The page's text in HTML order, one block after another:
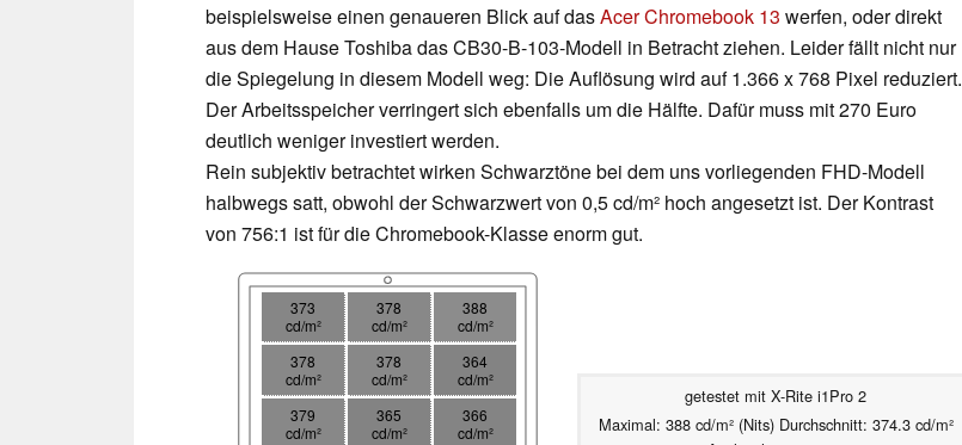
beispielsweise einen genaueren Blick auf dasAcer Chromebook 13 werfen, oder direkt
aus dem Hause Toshiba das CB30-B-103-Modell in Betracht ziehen. Leider fällt nicht nur
die Spiegelung in diesem Modell weg: Die Auflösung wird auf 1.366 x 768 Pixel reduziert.
Der Arbeitsspeicher verringert sich ebenfalls um die Hälfte. Dafür muss mit 270 Euro
deutlich weniger investiert werden.
Rein subjektiv betrachtet wirken Schwarztöne bei dem uns vorliegenden FHD-Modell
halbwegs satt, obwohl der Schwarzwert von 0,5 cd/m² hoch angesetzt ist. Der Kontrast
von 756:1 ist für die Chromebook-Klasse enorm gut.
373
cd/m²
378
cd/m²
388
cd/m²
378
cd/m²
378
cd/m²
364
cd/m²
379
cd/m²
365
cd/m²
366
cd/m²
getestet mit X-Rite i1Pro 2
Maximal: 388 cd/m² (Nits) Durchschnitt: 374.3 cd/m²